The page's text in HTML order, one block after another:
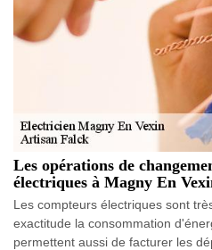
Les opérations de
électriques à Magny En
Les compteurs électriques sont
exactitude la consommation
permettent aussi de facturer les